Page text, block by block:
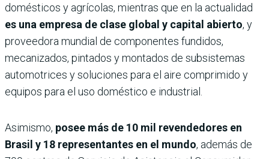
domésticos y agrícolas, mientras que en la actualidad
es una empresa de clase global y capital abierto, y
proveedora mundial de componentes fundidos,
mecanizados, pintados y montados de subsistemas
automotrices y soluciones para el aire comprimido y
equipos para el uso doméstico e industrial.
Asimismo, posee más de 10 mil revendedores en
Brasil y 18 representantes en el mundo, además de